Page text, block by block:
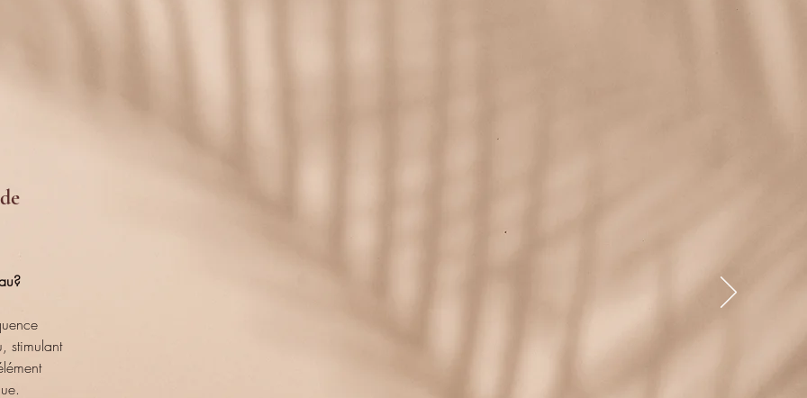
stimulant